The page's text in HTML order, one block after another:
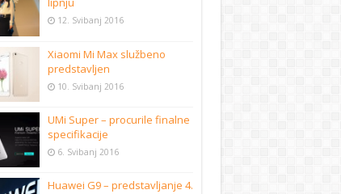
12. Svibanj 2016
Xiaomi Mi Max službeno
predstavljen
10. Svibanj 2016
UMi Super – procurile finalne
specifikacije
6. Svibanj 2016
Huawei G9 – predstavljanje 4.